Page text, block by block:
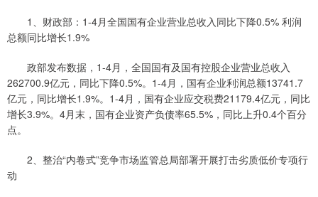
1、财政部：1-4月全国国有企业营业总收入同比下降0.5% 利润
总额同比增长1.9%
政部发布数据，1-4月，全国国有及国有控股企业营业总收入
262700.9亿元，同比下降0.5%。1-4月，国有企业利润总额13741.7
亿元，同比增长1.9%。1-4月，国有企业应交税费21179.4亿元，同比
增长3.9%。4月末，国有企业资产负债率65.5%，同比上升0.4个百分
点。
2、整治“内卷式”竞争市场监管总局部署开展打击劣质低价专项行
动